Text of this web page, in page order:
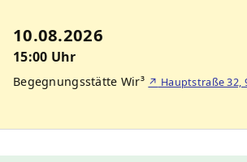
10.08.2026
15:00 Uhr
Begegnungsstätte Wir³ ↗ Hauptstraße 32,